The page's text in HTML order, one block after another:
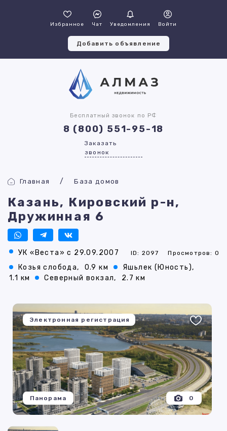
Избранное Чат Уведомления Войти
Добавить объявление
Бесплатный звонок по РФ
8 (800) 551-95-18
Заказать
звонок
Главная База домов
Казань, Кировский р-н,
Дружинная 6
УК «Веста» с 29.09.2007 ID: 2097 Просмотров: 0
Козья слобода, 0.9 км
Яшьлек (Юность),
1.1 км
Северный вокзал, 2.7 км
Электронная регистрация
0
Панорама